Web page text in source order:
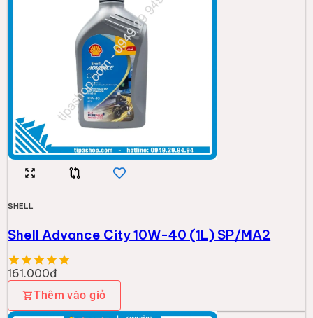
SHELL
Shell Advance City 10W-40 (1L) SP/MA2
161.000đ
Thêm vào giỏ